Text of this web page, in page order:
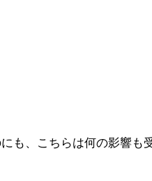
も、こちらは何の影響も